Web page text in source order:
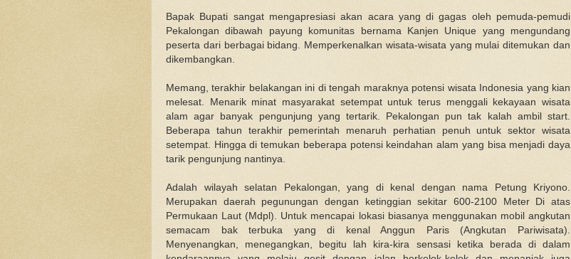
Bapak Bupati sangat mengapresiasi akan acara yang di gagas oleh pemuda-pemudi
Pekalongan dibawah payung komunitas bernama Kanjen Unique yang mengundang
peserta dari berbagai bidang. Memperkenalkan wisata-wisata yang mulai ditemukan dan
dikembangkan.
Memang, terakhir belakangan ini di tengah maraknya potensi wisata Indonesia yang kian
melesat. Menarik minat masyarakat setempat untuk terus menggali kekayaan wisata
alam agar banyak pengunjung yang tertarik. Pekalongan pun tak kalah ambil start.
Beberapa tahun terakhir pemerintah menaruh perhatian penuh untuk sektor wisata
setempat. Hingga di temukan beberapa potensi keindahan alam yang bisa menjadi daya
tarik pengunjung nantinya.
Adalah wilayah selatan Pekalongan, yang di kenal dengan nama Petung Kriyono.
Merupakan daerah pegunungan dengan ketinggian sekitar 600-2100 Meter Di atas
Permukaan Laut (Mdpl). Untuk mencapai lokasi biasanya menggunakan mobil angkutan
semacam bak terbuka yang di kenal Anggun Paris (Angkutan Pariwisata).
Menyenangkan, menegangkan, begitu lah kira-kira sensasi ketika berada di dalam